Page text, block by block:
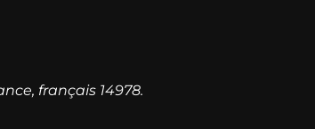
français 14978.